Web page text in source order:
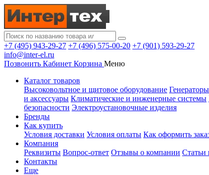
+7 (495) 943-29-27 +7 (496) 575-00-20 +7 (901) 593-29-27
info@inter-el.ru
Позвонить Кабинет Корзина Меню
Каталог товаров
Высоковольтное и щитовое оборудование
и аксессуары Климатические и инженерные системы
безопасности Электроустановочные изделия
Бренды
Как купить
Условия доставки Условия оплаты Как оформить
Компания
Реквизиты Вопрос-ответ Отзывы о компании Статьи
Контакты
Еще